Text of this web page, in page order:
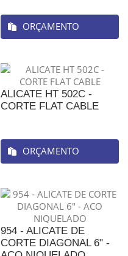
ORÇAMENTO
ALICATE HT 502C -
CORTE FLAT CABLE
ORÇAMENTO
954 - ALICATE DE
CORTE DIAGONAL 6" -